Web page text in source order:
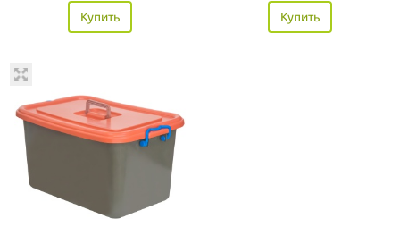
Купить Купить